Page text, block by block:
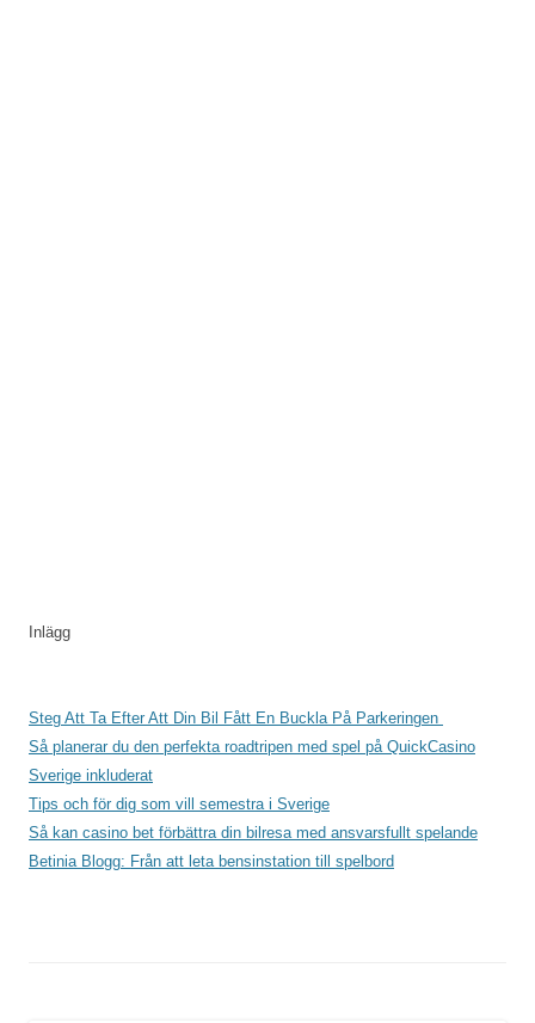
Inlägg
Steg Att Ta Efter Att Din Bil Fått En Buckla På Parkeringen
Så planerar du den perfekta roadtripen med spel på QuickCasino
Sverige inkluderat
Tips och för dig som vill semestra i Sverige
Så kan casino bet förbättra din bilresa med ansvarsfullt spelande
Betinia Blogg: Från att leta bensinstation till spelbord